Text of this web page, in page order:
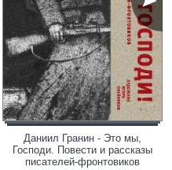
Даниил Гранин - Это мы,
Господи. Повести и рассказы
писателей-фронтовиков